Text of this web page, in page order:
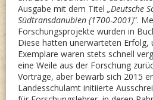
Ausgabe mit dem Titel „Deutsche
Südtransdanubien (1700-2001)”.
Forschungsprojekte wurden in
Diese hatten unerwarteten Erfolg,
Exemplare waren stets schnell
eine Weile aus der Forschung
Vorträge, aber bewarb sich 2015
Landesschulamt initiierte